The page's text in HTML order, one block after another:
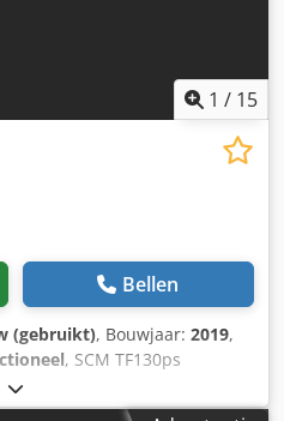
1 / 15
Bellen
(gebruikt), Bouwjaar: 2019,
, SCM TF130ps
mm Langsliggende geleider
180 mm Hoofdmotor